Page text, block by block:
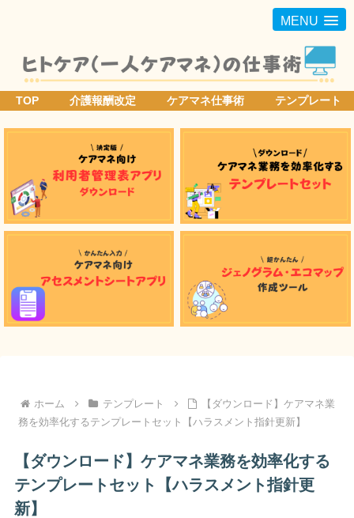
MENU
TOP 介護報酬改定 ケアマネ仕事術 テンプレート
ホーム テンプレート
【ダウンロード】ケアマネ業
務を効率化するテンプレートセット【ハラスメント指針更新】
【ダウンロード】ケアマネ業務を効率化する
テンプレートセット【ハラスメント指針更
新】